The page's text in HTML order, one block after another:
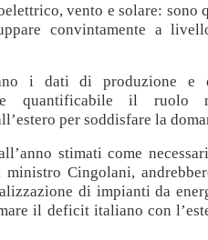
vento e solare: sono
convintamente a
i dati di produzione e
quantificabile il ruolo
per soddisfare la
stimati come
ministro Cingolani,
di impianti da
il deficit italiano con